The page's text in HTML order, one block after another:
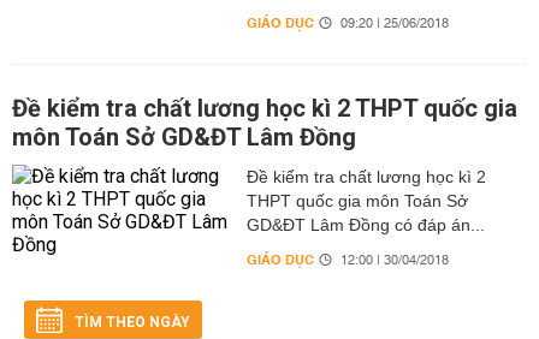
GIÁO DỤC 09:20 | 25/06/2018
Đề kiểm tra chất lương học kì 2 THPT quốc gia
môn Toán Sở GD&ĐT Lâm Đồng
Đề kiểm tra chất lương học kì 2
THPT quốc gia môn Toán Sở
GD&ĐT Lâm Đồng có đáp án...
GIÁO DỤC 12:00 | 30/04/2018
TÌM THEO NGÀY